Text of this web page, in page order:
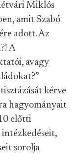
Miklós
amit Szabó
adott. Az
A
avagy
kérve
hagyományait
előtti
intézkedéseit,
sorolja